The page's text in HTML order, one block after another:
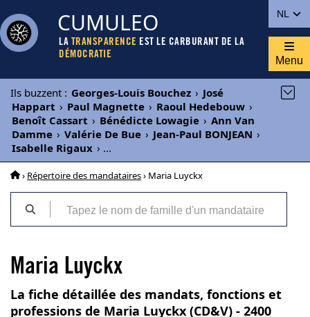
NL
CUMULEO
LA TRANSPARENCE EST LE CARBURANT DE LA
DÉMOCRATIE
Menu
Ils buzzent : Georges-Louis Bouchez › José
Happart › Paul Magnette › Raoul Hedebouw ›
Benoît Cassart › Bénédicte Lowagie › Ann Van
Damme › Valérie De Bue › Jean-Paul BONJEAN ›
Isabelle Rigaux › ...
› Répertoire des mandataires› Maria Luyckx
Maria Luyckx
La fiche détaillée des mandats, fonctions et
professions de Maria Luyckx (CD&V) - 2400